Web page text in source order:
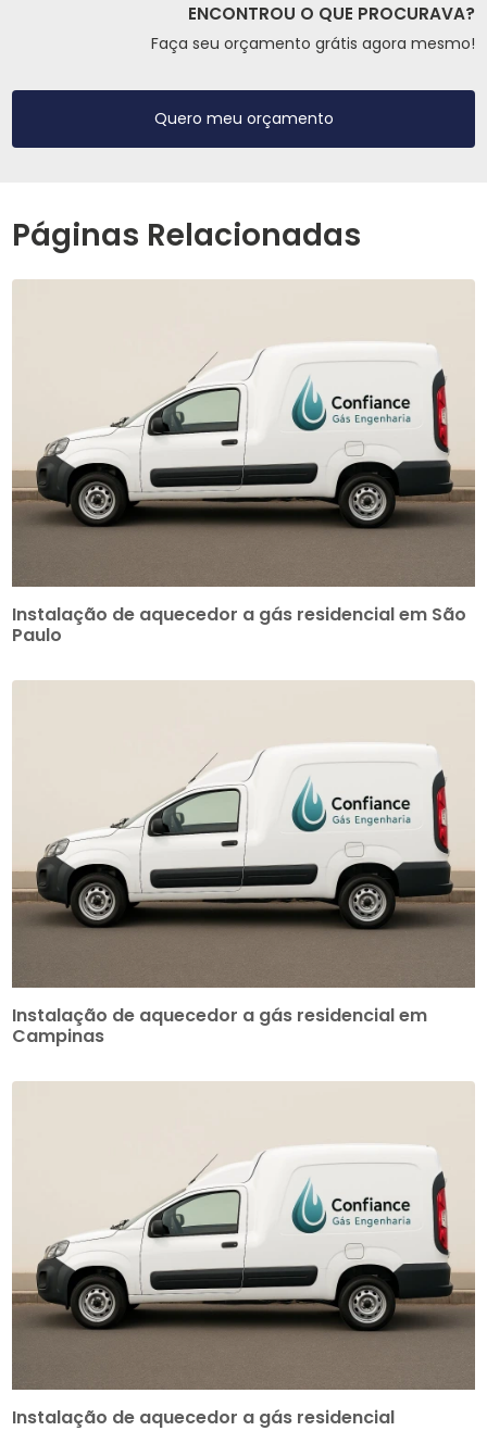
ENCONTROU O QUE PROCURAVA?
Faça seu orçamento grátis agora mesmo!
Quero meu orçamento
Páginas Relacionadas
Instalação de aquecedor a gás residencial em São
Paulo
Instalação de aquecedor a gás residencial em
Campinas
Instalação de aquecedor a gás residencial